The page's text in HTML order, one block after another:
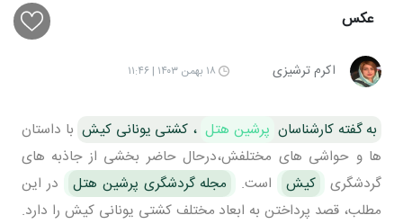
عکس
اکرم ترشیزی ۱۸ بهمن ۱۴۰۳ | ۱۱:۴۶
به گفته کارشناسان پرشین هتل ، کشتی یونانی کیش با داستان
ها و حواشی های مختلفش،درحال حاضر بخشی از جاذبه های
گردشگری
کیش است. مجله گردشگری پرشین هتل
در این
مطلب، قصد پرداختن به ابعاد مختلف کشتی یونانی کیش را دارد.